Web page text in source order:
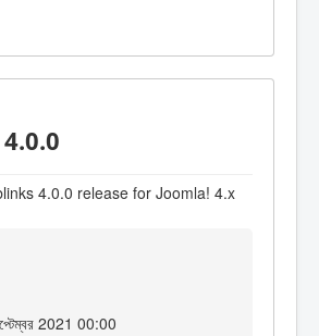
4.0.0
4.0.0 release for Joomla! 4.x
2021 00:00